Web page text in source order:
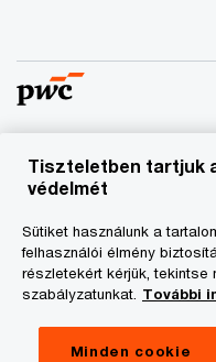
© 2023 - 2026 PwC.
kifejezés a
amelyek az önálló és
tagja.
Adatkezelési tájékoztató
Tiszteletben tartjuk
védelmét
Sütiket használunk a
felhasználói élmény
részletekért kérjük, tekintse
szabályzatunkat. További
Minden cookie